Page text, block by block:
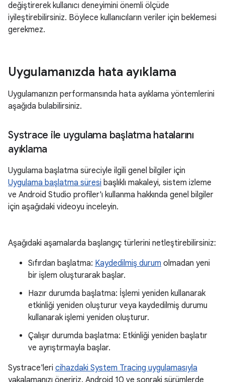
değiştirerek kullanıcı deneyimini önemli ölçüde
iyileştirebilirsiniz. Böylece kullanıcıların veriler için beklemesi
gerekmez.
Uygulamanızda hata ayıklama
Uygulamanızın performansında hata ayıklama yöntemlerini
aşağıda bulabilirsiniz.
Systrace ile uygulama başlatma hatalarını
ayıklama
Uygulama başlatma süreciyle ilgili genel bilgiler için
Uygulama başlatma süresi başlıklı makaleyi, sistem izleme
ve Android Studio profiler'ı kullanma hakkında genel bilgiler
için aşağıdaki videoyu inceleyin.
Aşağıdaki aşamalarda başlangıç türlerini netleştirebilirsiniz:
Sıfırdan başlatma: Kaydedilmiş durum olmadan yeni
bir işlem oluşturarak başlar.
Hazır durumda başlatma: İşlemi yeniden kullanarak
etkinliği yeniden oluşturur veya kaydedilmiş durumu
kullanarak işlemi yeniden oluşturur.
Çalışır durumda başlatma: Etkinliği yeniden başlatır
ve ayrıştırmayla başlar.
Systrace'leri cihazdaki System Tracing uygulamasıyla